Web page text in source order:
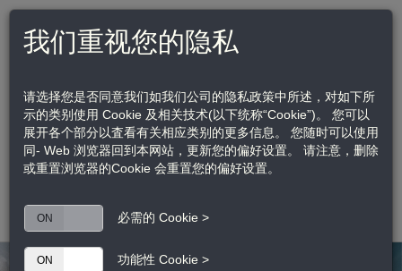
访问江森自控品牌网站 US | EN
亚太区客户服务热线：021 2285 7666
亚太区技术支持热线：400 8427 779
Toggle
我们重视您的隐私
请选择您是否同意我们如我们公司的隐私政策中所述，对如下所
示的类别使用 Cookie 及相关技术(以下统称“Cookie”)。 您可以
展开各个部分以査看有关相应类别的更多信息。 您随时可以使用
同- Web 浏览器回到本网站，更新您的偏好设置。 请注意，删除
或重置浏览器的Cookie 会重置您的偏好设置。
ON OFF
必需的 Cookie >
ON OFF
功能性 Cookie >